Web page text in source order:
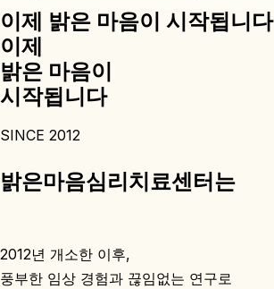
이제 밝은 마음이 시작됩니다
이제
밝은 마음이
시작됩니다
SINCE 2012
밝은마음심리치료센터는
2012년 개소한 이후,
풍부한 임상 경험과 끊임없는 연구로